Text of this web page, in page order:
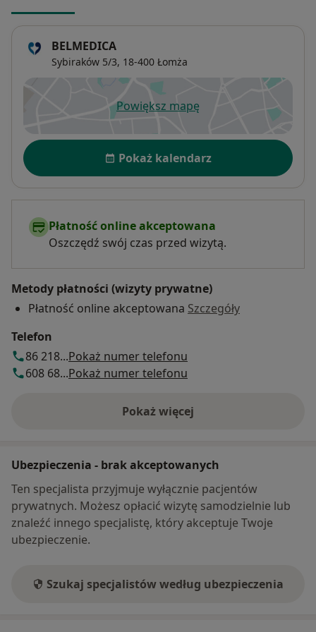
BELMEDICA
Sybiraków 5/3, 18-400 Łomża
Powiększ mapęotwiera się w nowej karcie
Dostępność
Pokaż kalendarz
Płatność online akceptowana
Oszczędź swój czas przed wizytą.
Metody płatności (wizyty prywatne)
Płatność online akceptowana Szczegóły
Telefon
86 218...Pokaż numer telefonu
608 68...Pokaż numer telefonu
Pokaż więcej
o adresie
Ubezpieczenia - brak akceptowanych
Ten specjalista przyjmuje wyłącznie pacjentów
prywatnych. Możesz opłacić wizytę samodzielnie lub
znaleźć innego specjalistę, który akceptuje Twoje
ubezpieczenie.
Szukaj specjalistów według ubezpieczenia